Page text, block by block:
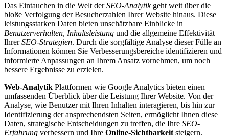
Das Eintauchen in die Welt derSEO-Analytikgeht weit über die
bloße Verfolgung der Besucherzahlen Ihrer Website hinaus. Diese
leistungsstarken Daten bieten unschätzbare Einblicke in
Benutzerverhalten, Inhaltsleistung und die allgemeine Effektivität
IhrerSEO-Strategien. Durch die sorgfältige Analyse dieser Fülle an
Informationen können Sie Verbesserungsbereiche identifizieren und
informierte Anpassungen an Ihrem Ansatz vornehmen, um noch
bessere Ergebnisse zu erzielen.
Web-Analytik Plattformen wie Google Analytics bieten einen
umfassenden Überblick über die Leistung Ihrer Website. Von der
Analyse, wie Benutzer mit Ihren Inhalten interagieren, bis hin zur
Identifizierung der ansprechendsten Seiten, ermöglicht Ihnen diese
Daten, strategische Entscheidungen zu treffen, die Ihre SEO-
Erfahrung verbessern und Ihre Online-Sichtbarkeit steigern.